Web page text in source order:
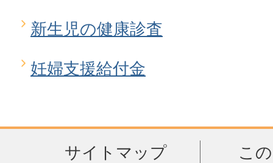
新生児の健康診査
妊婦支援給付金
サイトマップ
こ